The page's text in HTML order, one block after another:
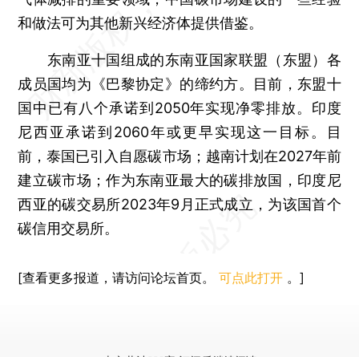
和做法可为其他新兴经济体提供借鉴。
东南亚十国组成的东南亚国家联盟（东盟）各
成员国均为《巴黎协定》的缔约方。目前，东盟十
国中已有八个承诺到2050年实现净零排放。印度
尼西亚承诺到2060年或更早实现这一目标。目
前，泰国已引入自愿碳市场；越南计划在2027年前
建立碳市场；作为东南亚最大的碳排放国，印度尼
西亚的碳交易所2023年9月正式成立，为该国首个
碳信用交易所。
[查看更多报道，请访问论坛首页。可点此打开 。]